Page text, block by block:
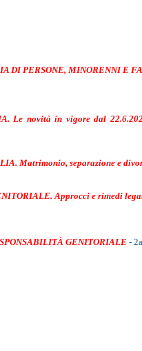
DI PERSONE, MINORENNI E
Le novità in vigore dal
Matrimonio, separazione e
Approcci e rimedi
GENITORIALE -